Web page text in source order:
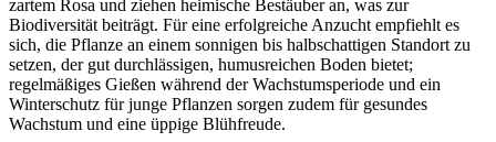
zartem Rosa und ziehen heimische Bestäuber an, was zur
Biodiversität beiträgt. Für eine erfolgreiche Anzucht empfiehlt es
sich, die Pflanze an einem sonnigen bis halbschattigen Standort zu
setzen, der gut durchlässigen, humusreichen Boden bietet;
regelmäßiges Gießen während der Wachstumsperiode und ein
Winterschutz für junge Pflanzen sorgen zudem für gesundes
Wachstum und eine üppige Blühfreude.